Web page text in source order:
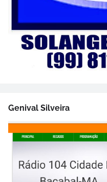
Genival Silveira